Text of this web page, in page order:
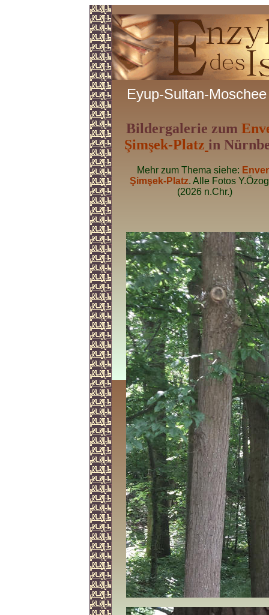
Eyup-Sultan-Moschee
Bildergalerie zum
Şimşek-Platz in
Mehr zum Thema siehe:
Şimşek-Platz. Alle Fotos
(2026 n.Chr.)